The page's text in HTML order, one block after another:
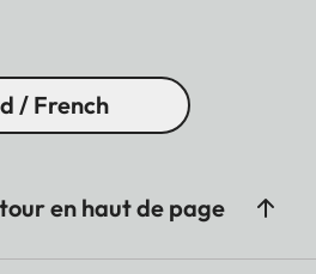
/ French
en haut de page